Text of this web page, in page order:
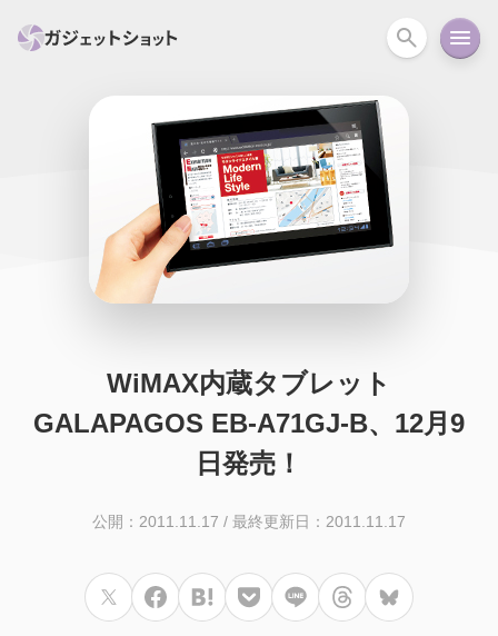
スマホ PC関連 カメラ
スマートホーム アクションカメラ
iPhone
WiMAX内蔵タブレット
GALAPAGOS EB-A71GJ-B、12月9
日発売！
公開：2011.11.17 / 最終更新日：2011.11.17